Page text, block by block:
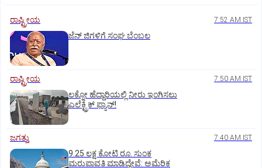
ರಾಷ್ಟ್ರೀಯ 7:52 AM IST
ಜೆನ್‌ ಜಿಗಳಿಗೆ ಸಂಘ ಬೆಂಬಲ
ರಾಷ್ಟ್ರೀಯ 7:50 AM IST
ಲಕ್ನೋ ಹೆದ್ದಾರಿಯಲ್ಲಿ ನೀರು ಇಂಗಿಸಲು
ಎಲೆಕ್ಟ್ರಿಕ್‌ ಫ್ಯಾನ್‌!
ಜಗತ್ತು 7:40 AM IST
9.25 ಲಕ್ಷ ಕೋಟಿ ರೂ. ಸುಂಕ
ಮರುಪಾವತಿ ಮಾಡಿದ್ದೇವೆ: ಅಮೆರಿಕ